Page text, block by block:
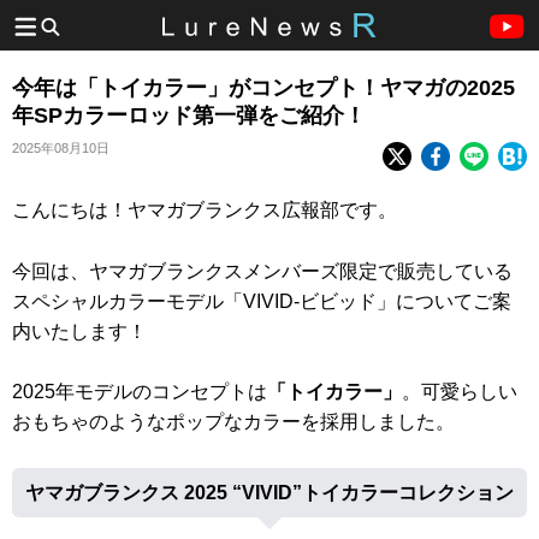
今年は「トイカラー」がコンセプト！ヤマガの2025
年SPカラーロッド第一弾をご紹介！
2025年08月10日
こんにちは！ヤマガブランクス広報部です。
今回は、ヤマガブランクスメンバーズ限定で販売している
スペシャルカラーモデル「VIVID-ビビッド」についてご案
内いたします！
2025年モデルのコンセプトは 「トイカラー」 。可愛らしい
おもちゃのようなポップなカラーを採用しました。
ヤマガブランクス 2025 “VIVID”トイカラーコレクション